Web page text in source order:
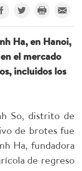
Ha, en Hanoi,
el mercado
incluidos los
So, distrito de
de brotes fue
Ha, fundadora
de regreso